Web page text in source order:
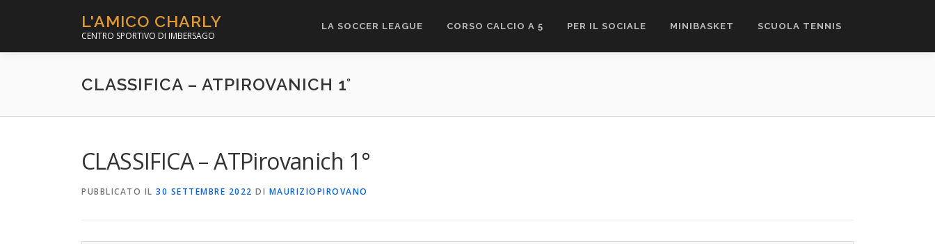
L'AMICO CHARLY
CENTRO SPORTIVO DI IMBERSAGO
LA SOCCER LEAGUE CORSO CALCIO A 5 PER IL SOCIALE MINIBASKET SCUOLA TENNIS
CLASSIFICA – ATPIROVANICH 1°
CLASSIFICA – ATPirovanich 1°
PUBBLICATO IL 30 SETTEMBRE 2022 DI MAURIZIOPIROVANO